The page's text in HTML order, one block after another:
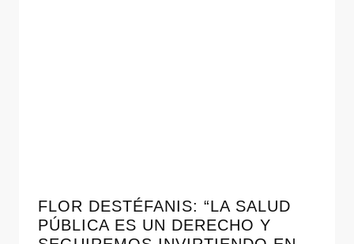
FLOR DESTÉFANIS: “LA SALUD
PÚBLICA ES UN DERECHO Y